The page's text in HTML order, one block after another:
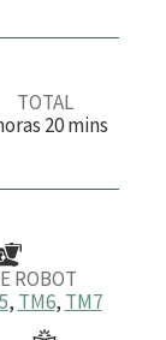
TOTAL
20m
u
mins
ROBOT
, TM6, TM7